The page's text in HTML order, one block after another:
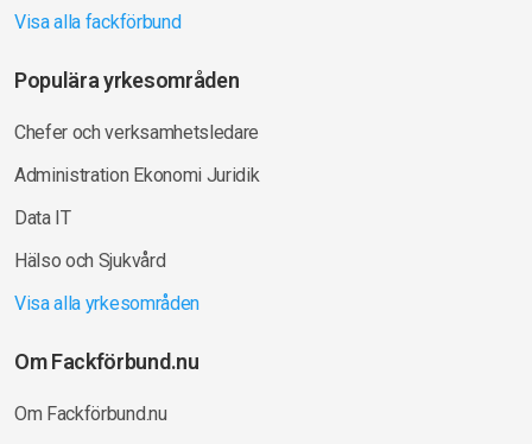
Visa alla fackförbund
Populära yrkesområden
Chefer och verksamhetsledare
Administration Ekonomi Juridik
Data IT
Hälso och Sjukvård
Visa alla yrkesområden
Om Fackförbund.nu
Om Fackförbund.nu